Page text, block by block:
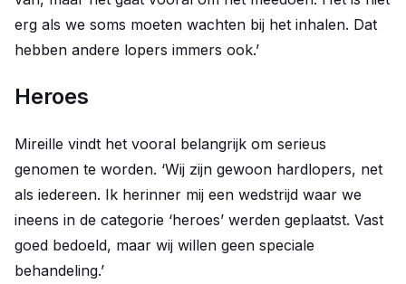
erg als we soms moeten wachten bij het inhalen. Dat
hebben andere lopers immers ook.’
Heroes
Mireille vindt het vooral belangrijk om serieus
genomen te worden. ‘Wij zijn gewoon hardlopers, net
als iedereen. Ik herinner mij een wedstrijd waar we
ineens in de categorie ‘heroes’ werden geplaatst. Vast
goed bedoeld, maar wij willen geen speciale
behandeling.’